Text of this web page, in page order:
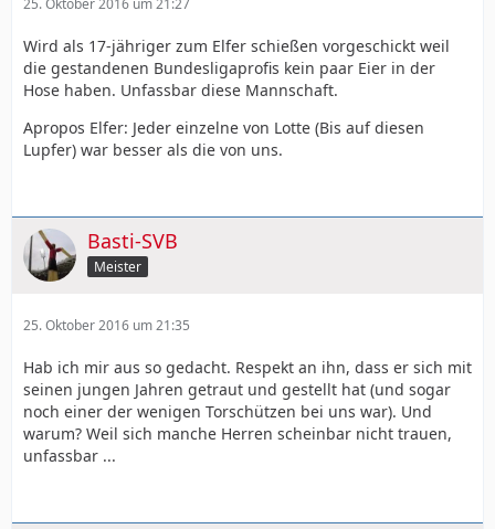
25. Oktober 2016 um 21:27
Wird als 17-jähriger zum Elfer schießen vorgeschickt weil
die gestandenen Bundesligaprofis kein paar Eier in der
Hose haben. Unfassbar diese Mannschaft.
Apropos Elfer: Jeder einzelne von Lotte (Bis auf diesen
Lupfer) war besser als die von uns.
Basti-SVB
Meister
25. Oktober 2016 um 21:35
Hab ich mir aus so gedacht. Respekt an ihn, dass er sich mit
seinen jungen Jahren getraut und gestellt hat (und sogar
noch einer der wenigen Torschützen bei uns war). Und
warum? Weil sich manche Herren scheinbar nicht trauen,
unfassbar ...